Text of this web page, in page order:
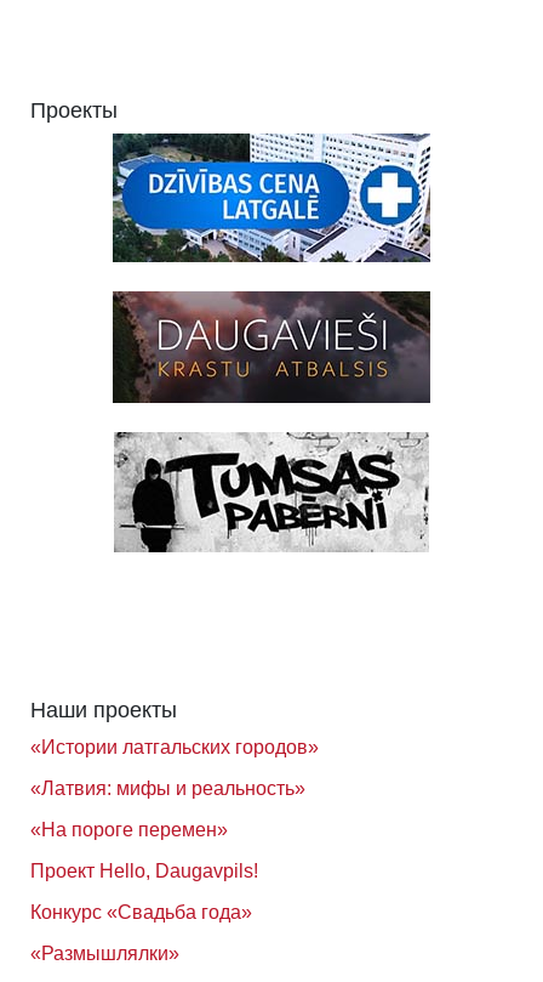
Проекты
Наши проекты
«Истории латгальских городов»
«Латвия: мифы и реальность»
«На пороге перемен»
Проект Hello, Daugavpils!
Конкурс «Свадьба года»
«Размышлялки»